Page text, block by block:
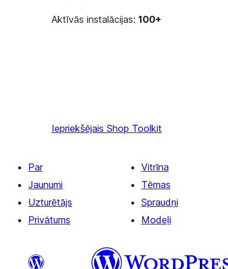
Aktīvās instalācijas: 100+
Iepriekšējais Shop Toolkit
Par
Jaunumi
Uzturētājs
Privātums
Vitrīna
Tēmas
Spraudņi
Modeļi